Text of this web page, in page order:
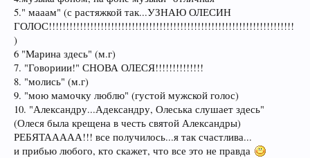
5." мааам" (с растяжкой так...УЗНАЮ ОЛЕСИН
ГОЛОС!!!!!!!!!!!!!!!!!!!!!!!!!!!!!!!!!!!!!!!!!!!!!!!!!!!!!!!!!!!!!!!!!!!!!!!
)
6 "Марина здесь" (м.г)
7. "Говориии!" СНОВА ОЛЕСЯ!!!!!!!!!!!!!!
8. "молись" (м.г)
9. "мою мамочку люблю" (густой мужской голос)
10. "Александру...Адександру, Олеська слушает здесь"
(Олеся была крещена в честь святой Александры)
РЕБЯТААААА!!! все получилось...я так счастлива...
и прибью любого, кто скажет, что все это не правда